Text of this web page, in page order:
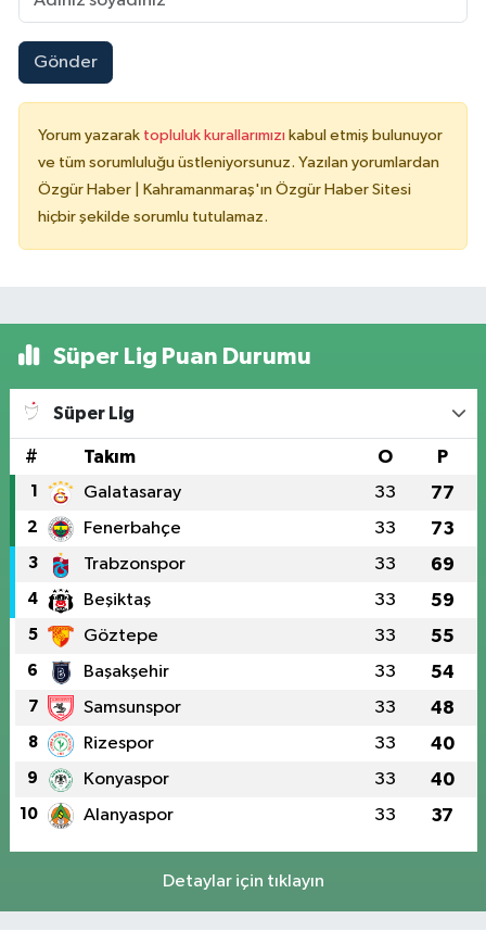
Gönder
Yorum yazarak topluluk kurallarımızı kabul etmiş bulunuyor
ve tüm sorumluluğu üstleniyorsunuz. Yazılan yorumlardan
Özgür Haber | Kahramanmaraş'ın Özgür Haber Sitesi
hiçbir şekilde sorumlu tutulamaz.
Süper Lig Puan Durumu
Süper Lig
# Takım O P
1 Galatasaray 33 77
2 Fenerbahçe 33 73
3 Trabzonspor 33 69
4 Beşiktaş 33 59
5 Göztepe 33 55
6 Başakşehir 33 54
7 Samsunspor 33 48
8 Rizespor 33 40
9 Konyaspor 33 40
10 Alanyaspor 33 37
Detaylar için tıklayın